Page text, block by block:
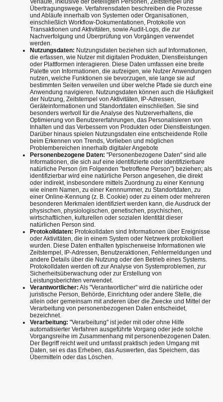
Verläufe, inklusive der beteiligten Personen, Zeitstempel und
Übertragungswege. Verfahrensdaten beschreiben die Prozesse
und Abläufe innerhalb von Systemen oder Organisationen,
einschließlich Workflow-Dokumentationen, Protokolle von
Transaktionen und Aktivitäten, sowie Audit-Logs, die zur
Nachverfolgung und Überprüfung von Vorgängen verwendet
werden.
Nutzungsdaten: Nutzungsdaten beziehen sich auf Informationen,
die erfassen, wie Nutzer mit digitalen Produkten, Dienstleistungen
oder Plattformen interagieren. Diese Daten umfassen eine breite
Palette von Informationen, die aufzeigen, wie Nutzer Anwendungen
nutzen, welche Funktionen sie bevorzugen, wie lange sie auf
bestimmten Seiten verweilen und über welche Pfade sie durch eine
Anwendung navigieren. Nutzungsdaten können auch die Häufigkeit
der Nutzung, Zeitstempel von Aktivitäten, IP-Adressen,
Geräteinformationen und Standortdaten einschließen. Sie sind
besonders wertvoll für die Analyse des Nutzerverhaltens, die
Optimierung von Benutzererfahrungen, das Personalisieren von
Inhalten und das Verbessern von Produkten oder Dienstleistungen.
Darüber hinaus spielen Nutzungsdaten eine entscheidende Rolle
beim Erkennen von Trends, Vorlieben und möglichen
Problembereichen innerhalb digitaler Angebote
Personenbezogene Daten: "Personenbezogene Daten" sind alle
Informationen, die sich auf eine identifizierte oder identifizierbare
natürliche Person (im Folgenden "betroffene Person") beziehen; als
identifizierbar wird eine natürliche Person angesehen, die direkt
oder indirekt, insbesondere mittels Zuordnung zu einer Kennung
wie einem Namen, zu einer Kennnummer, zu Standortdaten, zu
einer Online-Kennung (z. B. Cookie) oder zu einem oder mehreren
besonderen Merkmalen identifiziert werden kann, die Ausdruck der
physischen, physiologischen, genetischen, psychischen,
wirtschaftlichen, kulturellen oder sozialen Identität dieser
natürlichen Person sind.
Protokolldaten: Protokolldaten sind Informationen über Ereignisse
oder Aktivitäten, die in einem System oder Netzwerk protokolliert
wurden. Diese Daten enthalten typischerweise Informationen wie
Zeitstempel, IP-Adressen, Benutzeraktionen, Fehlermeldungen und
andere Details über die Nutzung oder den Betrieb eines Systems.
Protokolldaten werden oft zur Analyse von Systemproblemen, zur
Sicherheitsüberwachung oder zur Erstellung von
Leistungsberichten verwendet.
Verantwortlicher: Als "Verantwortlicher" wird die natürliche oder
juristische Person, Behörde, Einrichtung oder andere Stelle, die
allein oder gemeinsam mit anderen über die Zwecke und Mittel der
Verarbeitung von personenbezogenen Daten entscheidet,
bezeichnet.
Verarbeitung: "Verarbeitung" ist jeder mit oder ohne Hilfe
automatisierter Verfahren ausgeführte Vorgang oder jede solche
Vorgangsreihe im Zusammenhang mit personenbezogenen Daten.
Der Begriff reicht weit und umfasst praktisch jeden Umgang mit
Daten, sei es das Erheben, das Auswerten, das Speichern, das
Übermitteln oder das Löschen.